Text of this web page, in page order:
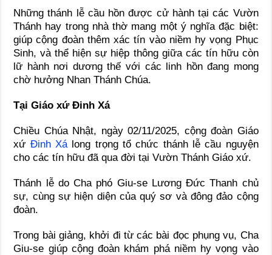
Những thánh lễ cầu hồn được cử hành tại các Vườn
Thánh hay trong nhà thờ mang một ý nghĩa đặc biệt:
giúp cộng đoàn thêm xác tín vào niềm hy vọng Phục
Sinh, và thể hiện sự hiệp thông giữa các tín hữu còn
lữ hành nơi dương thế với các linh hồn đang mong
chờ hưởng Nhan Thánh Chúa.
Tại Giáo xứ Đinh Xá
Chiều Chúa Nhật, ngày 02/11/2025, cộng đoàn Giáo
xứ Đinh Xálong trọng tổ chức thánh lễ cầu nguyện
cho các tín hữu đã qua đời tại Vườn Thánh Giáo xứ.
Thánh lễ do Cha phó Giu-se Lương Đức Thanh chủ
sự, cùng sự hiện diện của quý sơ và đông đảo cộng
đoàn.
Trong bài giảng, khởi đi từ các bài đọc phụng vụ, Cha
Giu-se giúp cộng đoàn khám phá niềm hy vọng vào